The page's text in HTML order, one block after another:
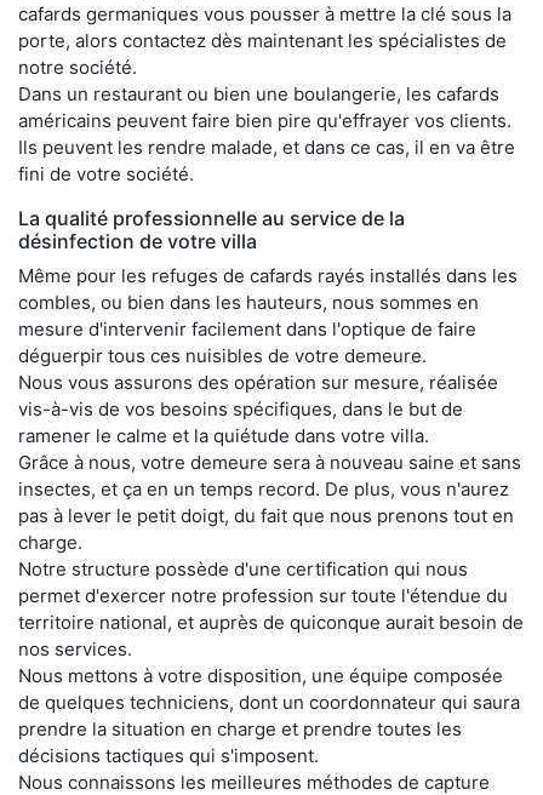
cafards germaniques vous pousser à mettre la clé sous la
porte, alors contactez dès maintenant les spécialistes de
notre société.
Dans un restaurant ou bien une boulangerie, les cafards
américains peuvent faire bien pire qu'effrayer vos clients.
Ils peuvent les rendre malade, et dans ce cas, il en va être
fini de votre société.
La qualité professionnelle au service de la
désinfection de votre villa
Même pour les refuges de cafards rayés installés dans les
combles, ou bien dans les hauteurs, nous sommes en
mesure d'intervenir facilement dans l'optique de faire
déguerpir tous ces nuisibles de votre demeure.
Nous vous assurons des opération sur mesure, réalisée
vis-à-vis de vos besoins spécifiques, dans le but de
ramener le calme et la quiétude dans votre villa.
Grâce à nous, votre demeure sera à nouveau saine et sans
insectes, et ça en un temps record. De plus, vous n'aurez
pas à lever le petit doigt, du fait que nous prenons tout en
charge.
Notre structure possède d'une certification qui nous
permet d'exercer notre profession sur toute l'étendue du
territoire national, et auprès de quiconque aurait besoin de
nos services.
Nous mettons à votre disposition, une équipe composée
de quelques techniciens, dont un coordonnateur qui saura
prendre la situation en charge et prendre toutes les
décisions tactiques qui s'imposent.
Nous connaissons les meilleures méthodes de capture